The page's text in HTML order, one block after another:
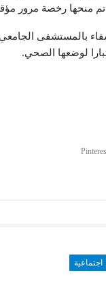
رخصة مرور مؤقتة لمدة
اجتماعية